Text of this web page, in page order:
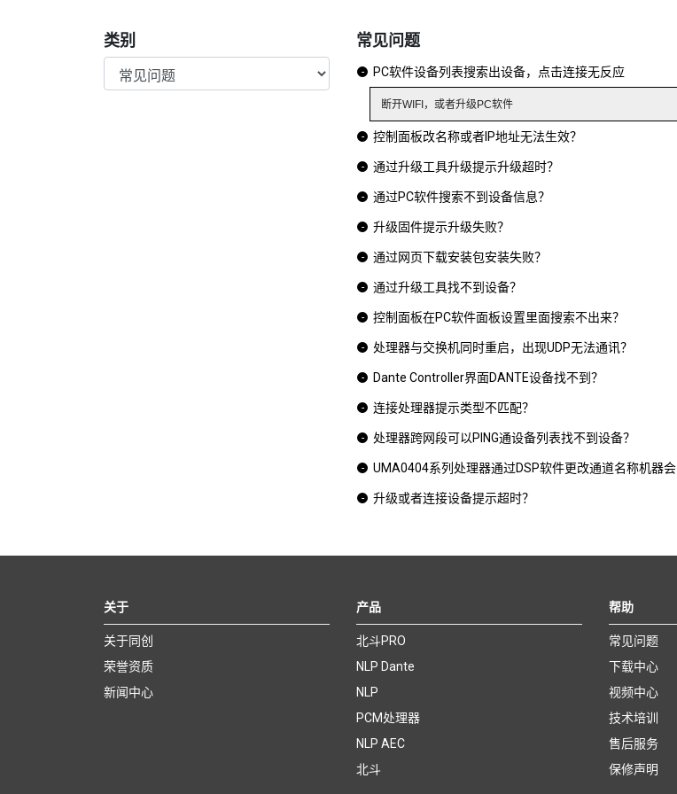
类别 常见问题
PC软件设备列表搜索出设备，点击连接无反应
断开WIFI，或者升级PC软件
控制面板改名称或者IP地址无法生效？
通过升级工具升级提示升级超时？
通过PC软件搜索不到设备信息？
升级固件提示升级失败？
通过网页下载安装包安装失败？
通过升级工具找不到设备？
控制面板在PC软件面板设置里面搜索不出来？
处理器与交换机同时重启，出现UDP无法通讯？
Dante Controller界面DANTE设备找不到？
连接处理器提示类型不匹配？
处理器跨网段可以PING通设备列表找不到设备？
UMA0404系列处理器通过DSP软件更改通道名称机器会
升级或者连接设备提示超时？
关于
关于同创
荣誉资质
新闻中心
产品
北斗PRO
NLP Dante
NLP
PCM处理器
NLP AEC
北斗
帮助
常见问题
下载中心
视频中心
技术培训
售后服务
保修声明